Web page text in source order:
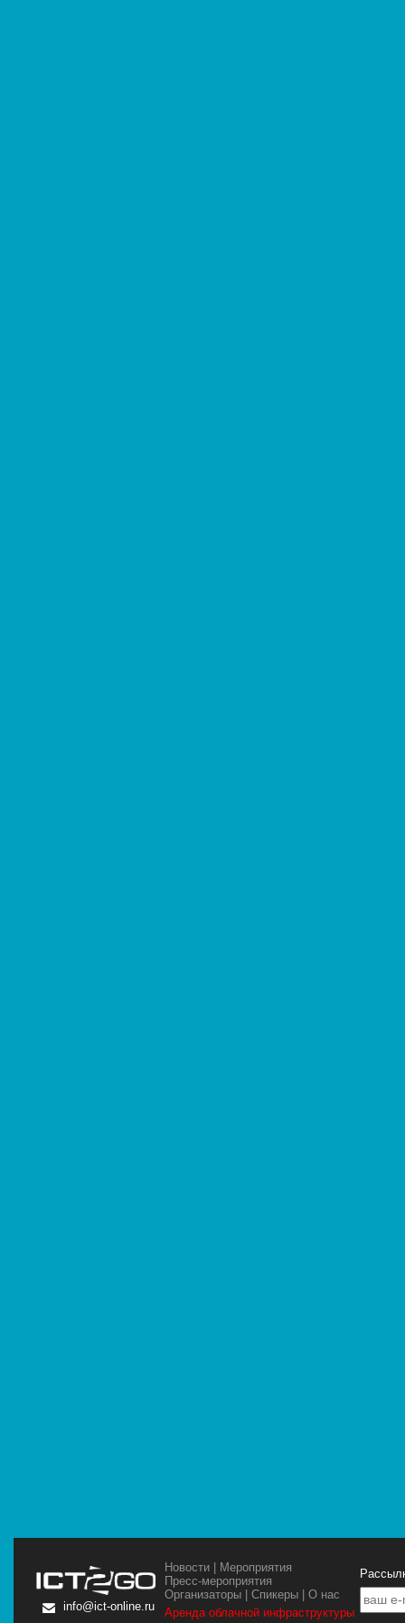
info@ict-online.ru
Новости | Мероприятия
Пресс-мероприятия
Организаторы |Спикеры |О нас
Аренда облачной инфраструктуры